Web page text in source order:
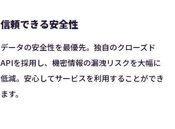
信頼できる安全性
データの安全性を最優先。独自のクローズド
APIを採用し、機密情報の漏洩リスクを大幅に
低減。安心してサービスを利用することができ
ます。